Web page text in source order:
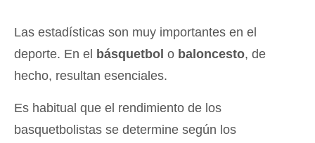
Las estadísticas son muy importantes en el
deporte. En el básquetbol o baloncesto, de
hecho, resultan esenciales.
Es habitual que el rendimiento de los
basquetbolistas se determine según los